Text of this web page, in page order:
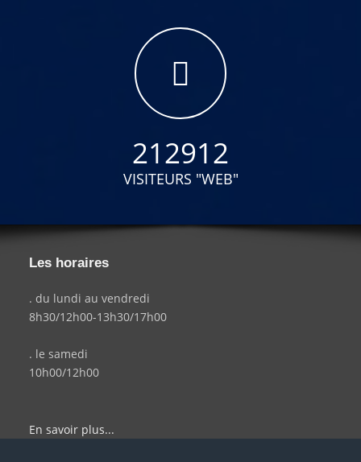
212912
VISITEURS "WEB"
Les horaires
. du lundi au vendredi
8h30/12h00-13h30/17h00
. le samedi
10h00/12h00
En savoir plus...